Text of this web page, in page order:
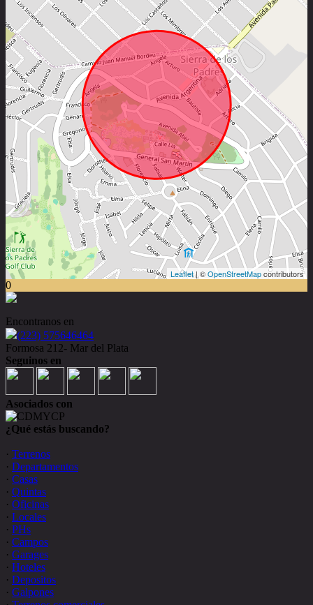
Leaflet| ©OpenStreetMapcontributors
0
Encontranos en
(223) 575646464
Formosa 212- Mar del Plata
Seguinos en
Asociados con
¿Qué estás buscando?
· Terrenos
· Departamentos
· Casas
· Quintas
· Oficinas
· Locales
· PHs
· Campos
· Garages
· Hoteles
· Depositos
· Galpones